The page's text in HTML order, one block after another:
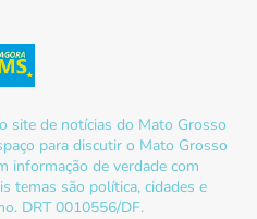
site de notícias do Mato Grosso
para discutir o Mato Grosso
informação de verdade com
temas são política, cidades e
DRT 0010556/DF.